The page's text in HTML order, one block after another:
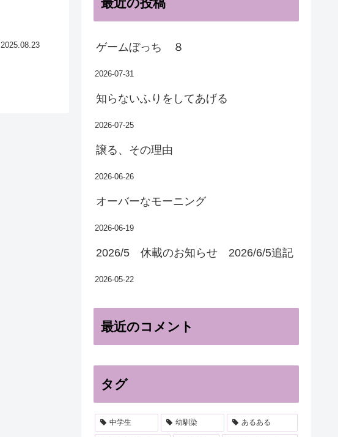
2025.08.23 ゲームぼっち ８
2026-07-31
知らないふりをしてあげる
2026-07-25
譲る、その理由
2026-06-26
オーバーなモーニング
2026-06-19
2026/5 休載のお知らせ 2026/6/5追記
2026-05-22
最近のコメント
タグ
中学生 幼馴染 あるある